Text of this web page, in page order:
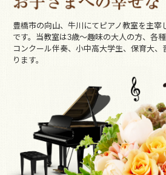
豊橋市の向山、牛川にてピアノ教室を主宰
です。当教室は3歳～趣味の大人の方、各
コンクール伴奏、小中高大学生、保育大
ります。